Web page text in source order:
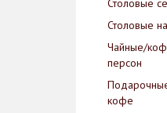
Столовые
Столовые
Чайные/
персон
кофе